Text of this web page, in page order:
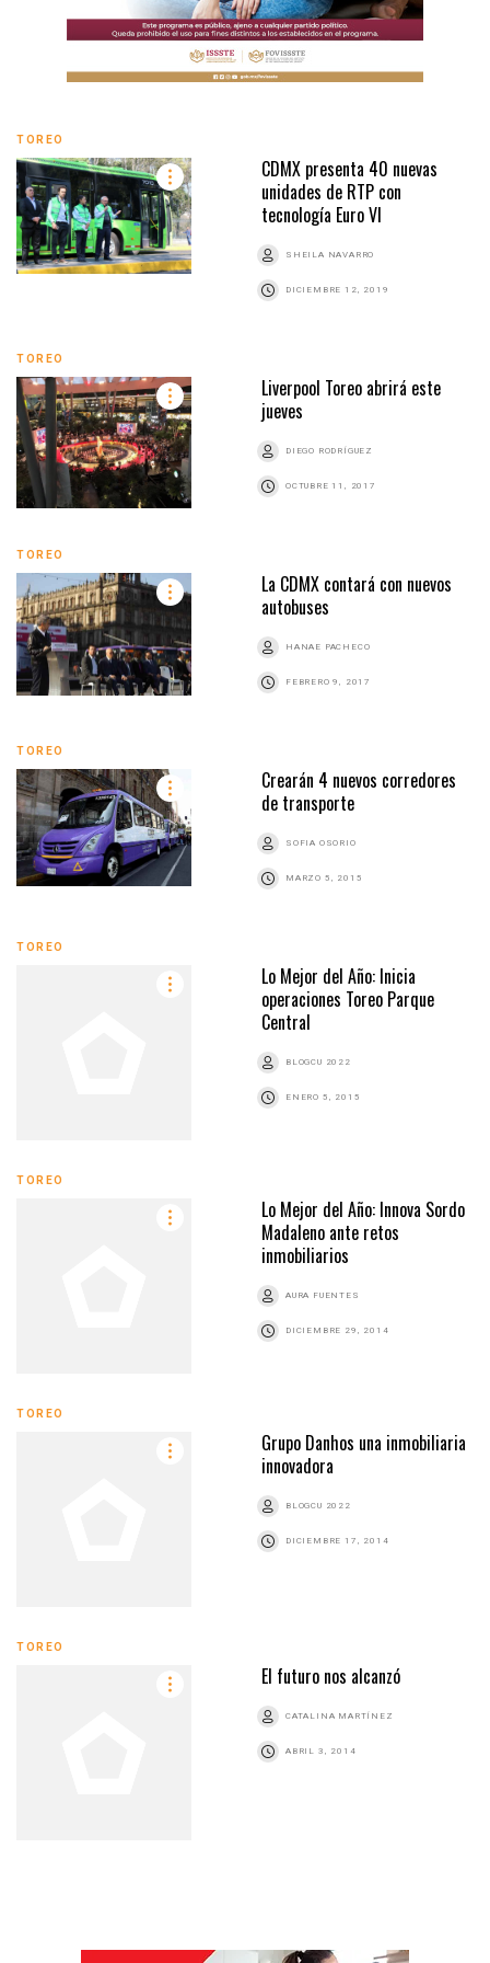
TOREO
CDMX presenta 40 nuevas
unidades de RTP con
tecnología Euro VI
SHEILA NAVARRO
DICIEMBRE 12, 2019
TOREO
Liverpool Toreo abrirá este
jueves
DIEGO RODRÍGUEZ
OCTUBRE 11, 2017
TOREO
La CDMX contará con nuevos
autobuses
HANAE PACHECO
FEBRERO 9, 2017
TOREO
Crearán 4 nuevos corredores
de transporte
SOFIA OSORIO
MARZO 5, 2015
TOREO
Lo Mejor del Año: Inicia
operaciones Toreo Parque
Central
BLOGCU 2022
ENERO 5, 2015
TOREO
Lo Mejor del Año: Innova Sordo
Madaleno ante retos
inmobiliarios
AURA FUENTES
DICIEMBRE 29, 2014
TOREO
Grupo Danhos una inmobiliaria
innovadora
BLOGCU 2022
DICIEMBRE 17, 2014
TOREO
El futuro nos alcanzó
CATALINA MARTÍNEZ
ABRIL 3, 2014